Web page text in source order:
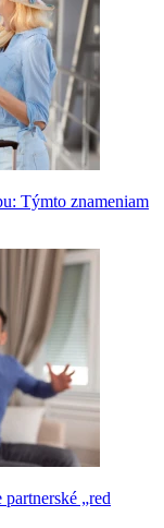
Týmto znameniam
„red